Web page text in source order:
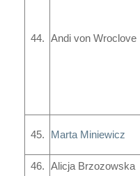
44. Andi von Wroclove
45. Marta Miniewicz
46. Alicja Brzozowska